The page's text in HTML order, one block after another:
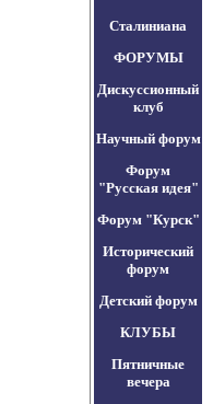
Сталиниана
ФОРУМЫ
Дискуссионный
клуб
Научный форум
Форум
"Русская идея"
Форум "Курск"
Исторический
форум
Детский форум
КЛУБЫ
Пятничные
вечера